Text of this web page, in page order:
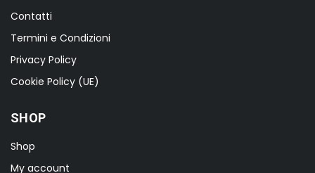
Contatti
Termini e Condizioni
Privacy Policy
Cookie Policy (UE)
SHOP
Shop
My account